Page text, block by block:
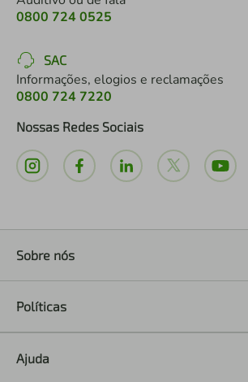
0800 724 0525
SAC
Informações, elogios e reclamações
0800 724 7220
Nossas Redes Sociais
Sobre nós
Políticas
Ajuda